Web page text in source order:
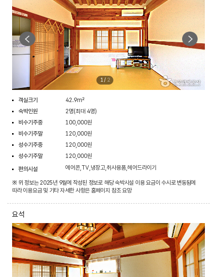
1/ 2
객실크기
42.9m²
숙박인원
2명(최대 4명)
비수기주중
100,000원
비수기주말
120,000원
성수기주중
120,000원
성수기주말
120,000원
편의시설
에어콘,TV,냉장고,취사용품,헤어드라이기
※ 위 정보는 2025년 9월에 작성된 정보로 해당 숙박시설 이용 요금이 수시로 변동됨에
따라 이용요금 및 기타 자세한 사항은 홈페이지 참조 요망
요석